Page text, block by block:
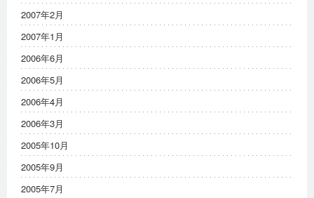
2007年2月
2007年1月
2006年6月
2006年5月
2006年4月
2006年3月
2005年10月
2005年9月
2005年7月